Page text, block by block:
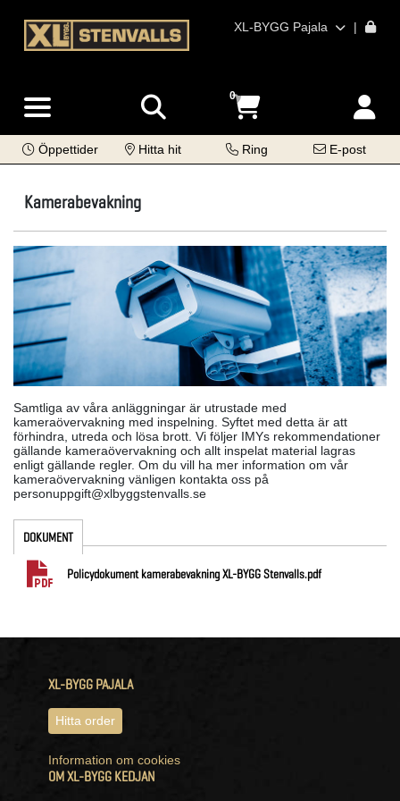
XL-BYGG Pajala |
0
Öppettider Hitta hit Ring E-post
Kamerabevakning
Samtliga av våra anläggningar är utrustade med
kameraövervakning med inspelning. Syftet med detta är att
förhindra, utreda och lösa brott. Vi följer IMYs rekommendationer
gällande kameraövervakning och allt inspelat material lagras
enligt gällande regler. Om du vill ha mer information om vår
kameraövervakning vänligen kontakta oss på
personuppgift@xlbyggstenvalls.se
DOKUMENT
Policydokument kamerabevakning XL-BYGG Stenvalls.pdf
XL-BYGG PAJALA
Hitta order
Information om cookies
OM XL-BYGG KEDJAN